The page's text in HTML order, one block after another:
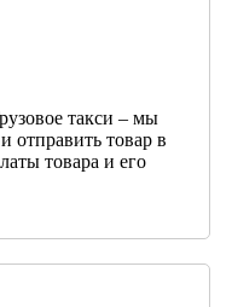
такси – мы
отправить товар в
товара и его